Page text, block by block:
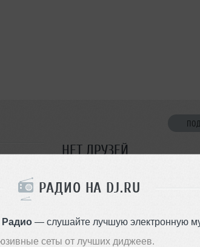
РАДИО НА DJ.RU
Радио— слушайте лучшую электронную
сеты от лучших диджеев.
НЕТ ДРУЗЕЙ